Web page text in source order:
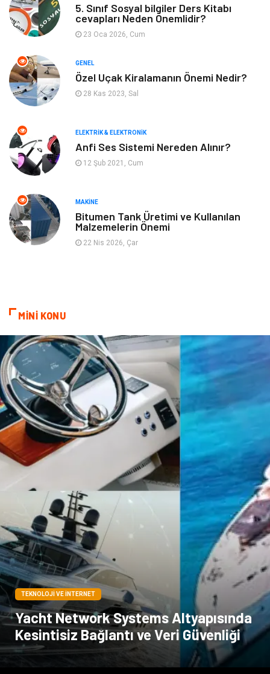
Tatil Yeme İçme
Bilgisayar & Yazılım Spor
İnternet
Finans ve Yönetim Gayrimenkul
Mobilya Aksesuar
Anne Çocuk
Tekstil Hediyelik Eşya
Bitkisel Ürünler
Spor Malzemeleri Bebek Giyim
5. Sınıf Sosyal bilgiler Ders Kitabı
cevapları Neden Önemlidir?
23 Oca 2026, Cum
GENEL
Özel Uçak Kiralamanın Önemi Nedir?
28 Kas 2023, Sal
ELEKTRIK & ELEKTRONIK
Anfi Ses Sistemi Nereden Alınır?
12 Şub 2021, Cum
MAKINE
Bitumen Tank Üretimi ve Kullanılan
Malzemelerin Önemi
22 Nis 2026, Çar
MİNİ KONU
TEKNOLOJI VE İNTERNET
Yacht Network Systems Altyapısında
Kesintisiz Bağlantı ve Veri Güvenliği